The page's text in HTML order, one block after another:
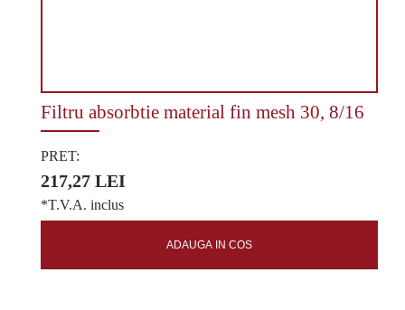
Filtru absorbtie material fin mesh 30, 8/16
PRET:
217,27 LEI
*T.V.A. inclus
ADAUGA IN COS